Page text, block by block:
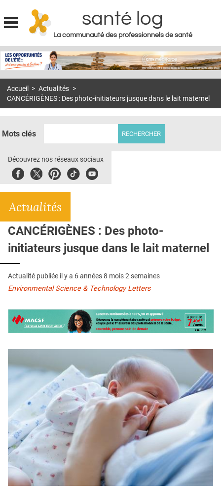
Jump to navigation
santé log
La communauté des professionnels de santé
MON COMPTE
S'ABONNER À LA REVUE SOIN À DOMICILE
DOSSIERS
E-REVUE SAD
L'APP
QUI SOMMES-NOUS ?
PUBLICITÉ
CONDITIONS GÉNÉRALES
CONTACT
Accueil > Actualités >
CANCÉRIGÈNES : Des photo-initiateurs jusque dans le lait maternel
Mots clés
Découvrez nos réseaux sociaux
FacebookTwitterPinterest
TiktokYoubute
Actualités
CANCÉRIGÈNES : Des photo-
initiateurs jusque dans le lait maternel
Actualité publiée il y a 6 années 8 mois 2 semaines
Environmental Science & Technology Letters